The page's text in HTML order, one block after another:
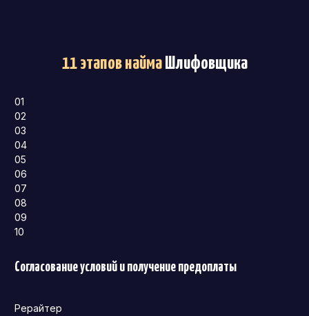
11 этапов наймаШлифовщика
01
02
03
04
05
06
07
08
09
10
Согласование условий и получение предоплаты
Рерайтер